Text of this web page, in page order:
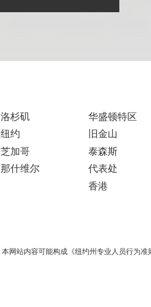
洛杉矶
纽约
芝加哥
那什维尔
华盛顿特区
旧金山
泰森斯
代表处
香港
本网站内容可能构成《纽约州专业人员行为